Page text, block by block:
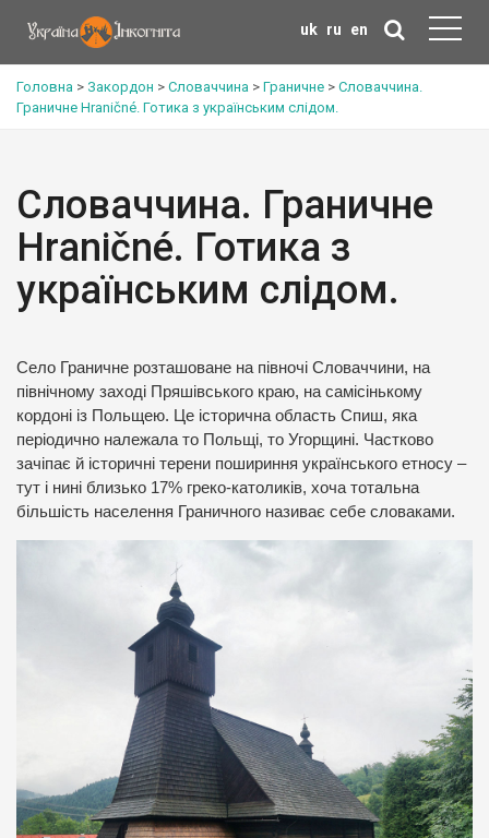
uk ru en
Головна > Закордон > Словаччина > Граничне > Словаччина.
Граничне Hraničné. Готика з українським слідом.
Словаччина. Граничне
Hraničné. Готика з
українським слідом.
Село Граничне розташоване на півночі Словаччини, на
північному заході Пряшівського краю, на самісінькому
кордоні із Польщею. Це історична область Спиш, яка
періодично належала то Польщі, то Угорщині. Частково
зачіпає й історичні терени пошириння українського етносу –
тут і нині близько 17% греко-католиків, хоча тотальна
більшість населення Граничного називає себе словаками.